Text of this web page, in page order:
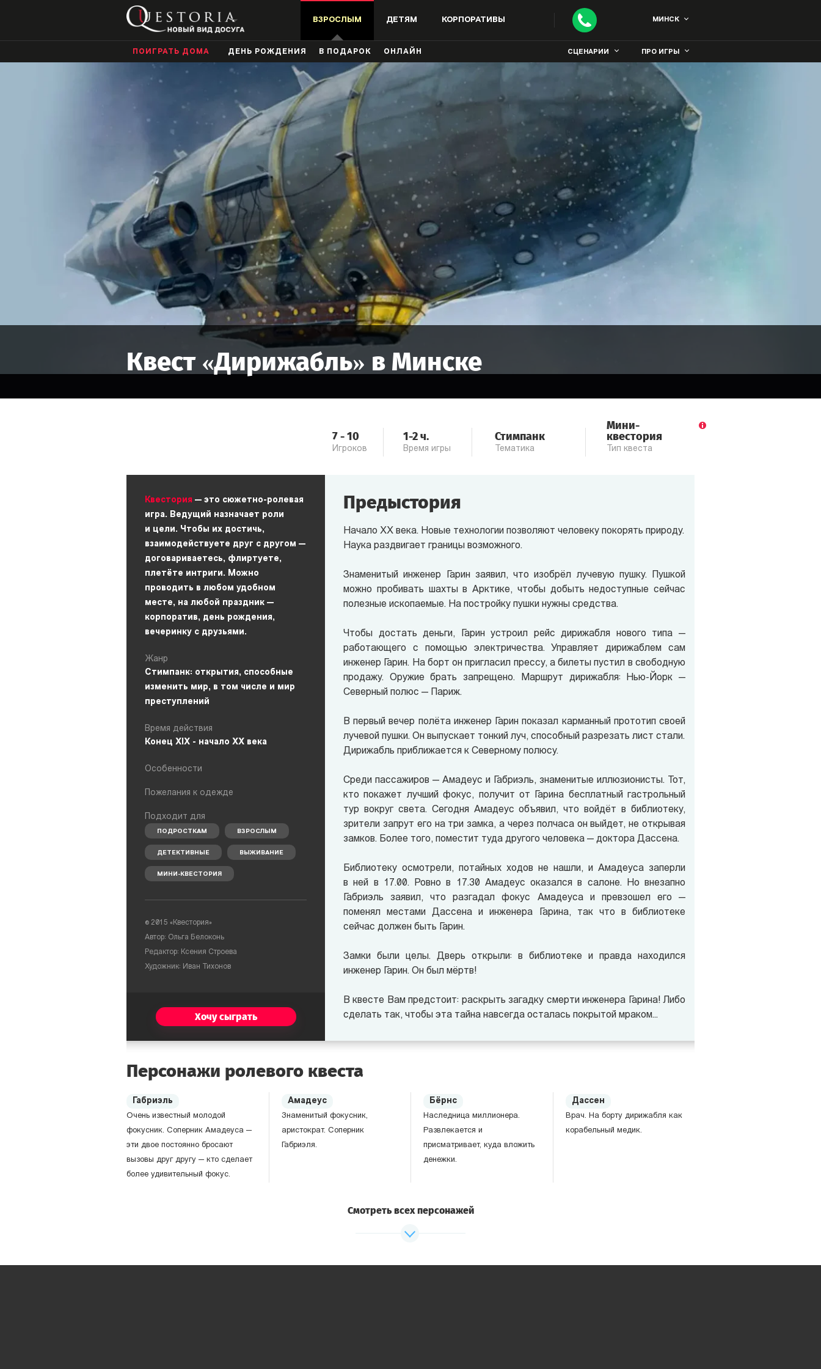
ВЗРОСЛЫМ ДЕТЯМ КОРПОРАТИВЫ МИНСК
ПОИГРАТЬ ДОМА ДЕНЬ РОЖДЕНИЯ В ПОДАРОК ОНЛАЙН СЦЕНАРИИ ПРО ИГРЫ
Квест «Дирижабль» в Минске
7-10
Игроков
1-2ч.
Время игры
Стимпанк
Тематика
Мини-
квестория
Тип квеста
Квестория — это сюжетно-ролевая
игра. Ведущий назначает роли
и цели. Чтобы их достичь,
взаимодействуете друг с другом —
договариваетесь, флиртуете,
плетёте интриги. Можно
проводить в любом удобном
месте, на любой праздник —
корпоратив, день рождения,
вечеринку с друзьями.
Жанр
Стимпанк: открытия, способные
изменить мир, в том числе и мир
преступлений
Время действия
Конец XIX - начало XX века
Особенности
Пожелания к одежде
Подходит для
ПОДРОСТКАМ ВЗРОСЛЫМ
ДЕТЕКТИВНЫЕ ВЫЖИВАНИЕ
МИНИ-КВЕСТОРИЯ
© 2015 «Квестория»
Автор: Ольга Белоконь
Редактор: Ксения Строева
Художник: Иван Тихонов
Хочу сыграть
Предыстория
Начало ХХ века. Новые технологии позволяют человеку покорять природу.
Наука раздвигает границы возможного.
Знаменитый инженер Гарин заявил, что изобрёл лучевую пушку. Пушкой
можно пробивать шахты в Арктике, чтобы добыть недоступные сейчас
полезные ископаемые. На постройку пушки нужны средства.
Чтобы достать деньги, Гарин устроил рейс дирижабля нового типа —
работающего с помощью электричества. Управляет дирижаблем сам
инженер Гарин. На борт он пригласил прессу, а билеты пустил в свободную
продажу. Оружие брать запрещено. Маршрут дирижабля: Нью-Йорк —
Северный полюс — Париж.
В первый вечер полёта инженер Гарин показал карманный прототип своей
лучевой пушки. Он выпускает тонкий луч, способный разрезать лист стали.
Дирижабль приближается к Северному полюсу.
Среди пассажиров — Амадеус и Габриэль, знаменитые иллюзионисты. Тот,
кто покажет лучший фокус, получит от Гарина бесплатный гастрольный
тур вокруг света. Сегодня Амадеус объявил, что войдёт в библиотеку,
зрители запрут его на три замка, а через полчаса он выйдет, не открывая
замков. Более того, поместит туда другого человека — доктора Дассена.
Библиотеку осмотрели, потайных ходов не нашли, и Амадеуса заперли
в ней в 17.00. Ровно в 17.30 Амадеус оказался в салоне. Но внезапно
Габриэль заявил, что разгадал фокус Амадеуса и превзошел его —
поменял местами Дассена и инженера Гарина, так что в библиотеке
сейчас должен быть Гарин.
Замки были целы. Дверь открыли: в библиотеке и правда находился
инженер Гарин. Он был мёртв!
В квесте Вам предстоит: раскрыть загадку смерти инженера Гарина!Либо
сделать так, чтобы эта тайна навсегда осталась покрытой мраком...
Персонажи ролевого квеста
Габриэль
Очень известный молодой
фокусник. Соперник Амадеуса —
эти двое постоянно бросают
вызовы друг другу — кто сделает
более удивительный фокус.
Амадеус
Знаменитый фокусник,
аристократ. Соперник
Габриэля.
Бёрнс
Наследница миллионера.
Развлекается и
присматривает, куда вложить
денежки.
Дассен
Врач. На борту дирижабля как
корабельный медик.
Сатуола
Смотреть всех персонажей